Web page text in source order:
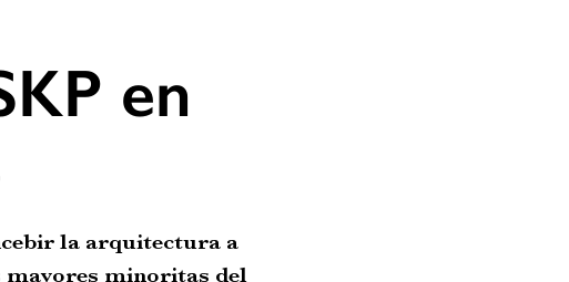
en
la arquitectura a
mayores minoritas del